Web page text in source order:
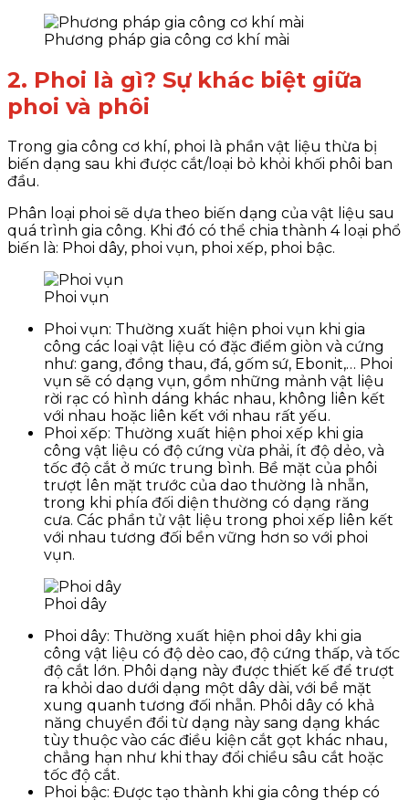
Phương pháp gia công cơ khí mài
2. Phoi là gì? Sự khác biệt giữa
phoi và phôi
Trong gia công cơ khí, phoi là phần vật liệu thừa bị
biến dạng sau khi được cắt/loại bỏ khỏi khối phôi ban
đầu.
Phân loại phoi sẽ dựa theo biến dạng của vật liệu sau
quá trình gia công. Khi đó có thể chia thành 4 loại phổ
biến là: Phoi dây, phoi vụn, phoi xếp, phoi bậc.
Phoi vụn
Phoi vụn: Thường xuất hiện phoi vụn khi gia
công các loại vật liệu có đặc điểm giòn và cứng
như: gang, đồng thau, đá, gốm sứ, Ebonit,… Phoi
vụn sẽ có dạng vụn, gồm những mảnh vật liệu
rời rạc có hình dáng khác nhau, không liên kết
với nhau hoặc liên kết với nhau rất yếu.
Phoi xếp: Thường xuất hiện phoi xếp khi gia
công vật liệu có độ cứng vừa phải, ít độ dẻo, và
tốc độ cắt ở mức trung bình. Bề mặt của phôi
trượt lên mặt trước của dao thường là nhẵn,
trong khi phía đối diện thường có dạng răng
cưa. Các phần tử vật liệu trong phoi xếp liên kết
với nhau tương đối bền vững hơn so với phoi
vụn.
Phoi dây
Phoi dây: Thường xuất hiện phoi dây khi gia
công vật liệu có độ dẻo cao, độ cứng thấp, và tốc
độ cắt lớn. Phôi dạng này được thiết kế để trượt
ra khỏi dao dưới dạng một dây dài, với bề mặt
xung quanh tương đối nhẵn. Phôi dây có khả
năng chuyển đổi từ dạng này sang dạng khác
tùy thuộc vào các điều kiện cắt gọt khác nhau,
chẳng hạn như khi thay đổi chiều sâu cắt hoặc
tốc độ cắt.
Phoi bậc: Được tạo thành khi gia công thép có